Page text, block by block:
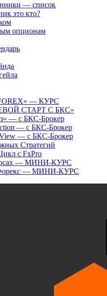
— список
это кто?
опционам
— КУРС
СТАРТ С БКС»
— с БКС-Брокер
— с БКС-Брокер
— с БКС-Брокер
Стратегий
с FxPro
— МИНИ-КУРС
— МИНИ-КУРС